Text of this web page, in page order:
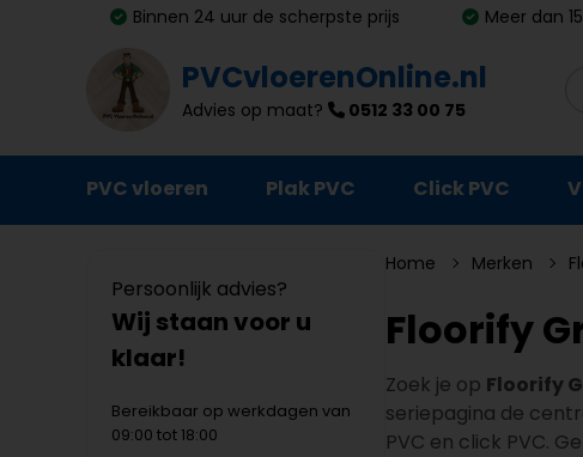
Binnen 24 uur de scherpste prijs Meer dan
PVCvloerenOnline.nl
Advies op maat? 0512 33 00 75
PVC vloeren Plak PVC Click PVC
Plinten
Deurmatten
Vloer- en trapprofielen
Persoonlijk advies?
Wij staan voor u
klaar!
Bereikbaar op werkdagen van
09:00 tot 18:00
Home Merken
Floorify
Zoek je op Floorify
seriepagina de
PVC en click PVC.